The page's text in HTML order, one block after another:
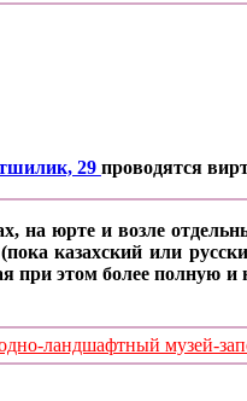
29 проводятся
юрте и возле
казахский или
при этом более
ландшафтный музей-